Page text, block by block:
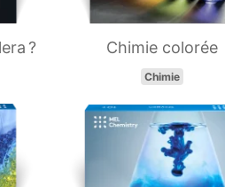
? Chimie colorée
Chimie